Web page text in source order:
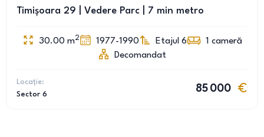
Timișoara 29 | Vedere Parc | 7 min metro
30.00 m2 1977-1990 Etajul 6 1 cameră
Decomandat
Locație:
Sector 6
85 000